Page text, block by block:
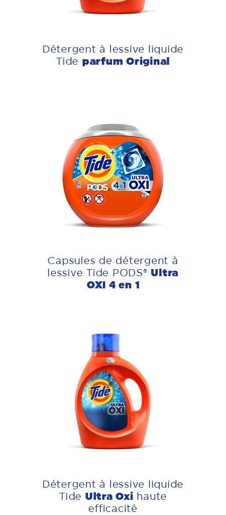
Détergent à lessive liquide
Tide parfum Original
Capsules de détergent à
lessive Tide PODS®Ultra
OXI 4 en 1
Détergent à lessive liquide
Tide Ultra Oxi haute
efficacité